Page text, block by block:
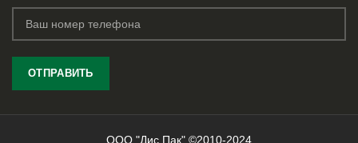
ООО "Дис Пак" ©2010-2024